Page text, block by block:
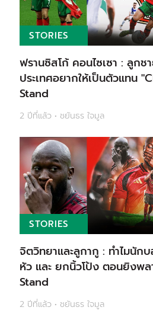
STORIES
ฟรานซิสโก้ คอนไซเซา : ลูกช
ประเทศอยากให้เป็นตัวแทน
Stand
2 ปีที่แล้ว • ชยันธร ใจมูล
STORIES
จิตวิทยาและลูกากู : ทำไมนัก
หัว และ ยกนิ้วโป้ง ตอนยิงพ
Stand
2 ปีที่แล้ว • ชยันธร ใจมูล